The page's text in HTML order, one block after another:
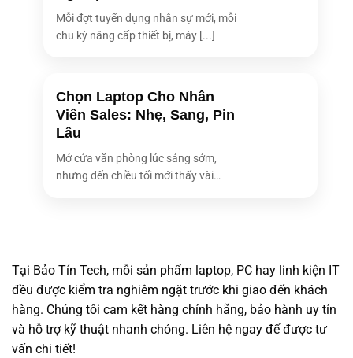
Mỗi đợt tuyển dụng nhân sự mới, mỗi
chu kỳ nâng cấp thiết bị, máy [...]
Chọn Laptop Cho Nhân
Viên Sales: Nhẹ, Sang, Pin
Lâu
Mở cửa văn phòng lúc sáng sớm,
nhưng đến chiều tối mới thấy vài
Tại Bảo Tín Tech, mỗi sản phẩm laptop, PC hay linh kiện IT
đều được kiểm tra nghiêm ngặt trước khi giao đến khách
hàng. Chúng tôi cam kết hàng chính hãng, bảo hành uy tín
và hỗ trợ kỹ thuật nhanh chóng. Liên hệ ngay để được tư
vấn chi tiết!